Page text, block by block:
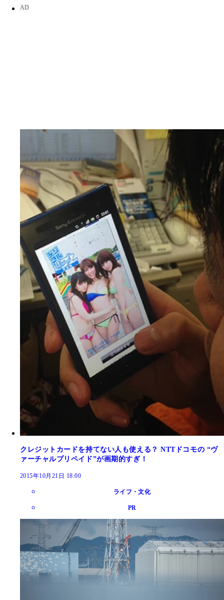
クレジットカードを持てない人も使える？ NTTドコモの “ヴ
ァーチャルプリペイド”が画期的すぎ！
2015年10月21日 18:00
ライフ・文化
PR